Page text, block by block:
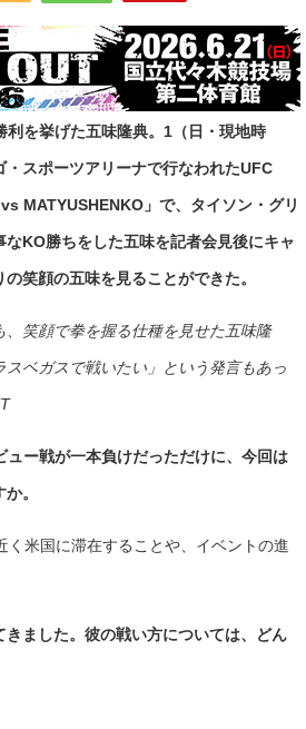
利を挙げた五味隆典。1（日・現地時
・スポーツアリーナで行なわれたUFC
MATYUSHENKO」で、タイソン・グリ
なKO勝ちをした五味を記者会見後にキャ
笑顔の五味を見ることができた。
、笑顔で拳を握る仕種を見せた五味隆
スベガスで戦いたい」という発言もあっ
ー戦が一本負けだっただけに、今回は
。
く米国に滞在することや、イベントの進
ました。彼の戦い方については、どん